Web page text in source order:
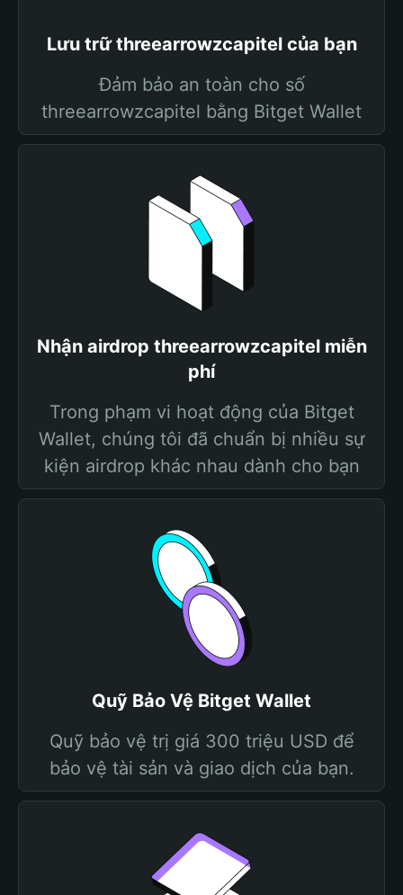
Lưu trữ threearrowzcapitel của bạn
Đảm bảo an toàn cho số
threearrowzcapitel bằng Bitget Wallet
Nhận airdrop threearrowzcapitel miễn
phí
Trong phạm vi hoạt động của Bitget
Wallet, chúng tôi đã chuẩn bị nhiều sự
kiện airdrop khác nhau dành cho bạn
Quỹ Bảo Vệ Bitget Wallet
Quỹ bảo vệ trị giá 300 triệu USD để
bảo vệ tài sản và giao dịch của bạn.